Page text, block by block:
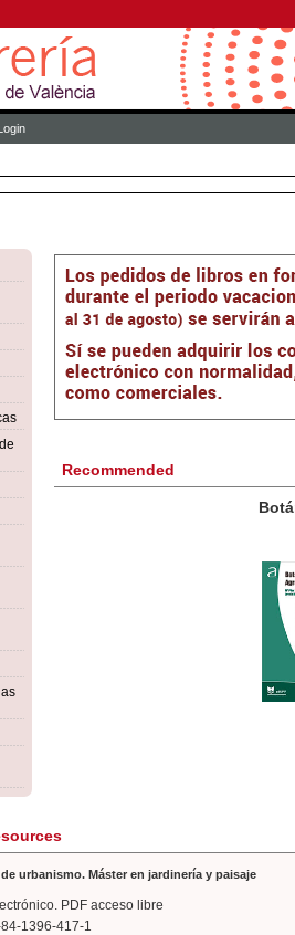
Recommended
VAT
urbanismo. Máster en jardinería y paisaje
PDF acceso libre
84-1396-417-1